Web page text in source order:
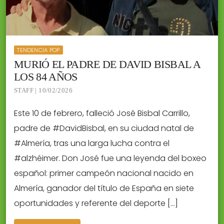
TENDENCIA POP
MURIÓ EL PADRE DE DAVID BISBAL A
LOS 84 AÑOS
STAFF | 10/02/2026
Este 10 de febrero, falleció José Bisbal Carrillo,
padre de #DavidBisbal, en su ciudad natal de
#Almería, tras una larga lucha contra el
#alzhéimer. Don José fue una leyenda del boxeo
español: primer campeón nacional nacido en
Almería, ganador del título de España en siete
oportunidades y referente del deporte […]